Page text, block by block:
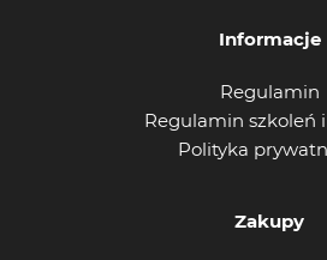
Informacje
Regulamin
Regulamin szkoleń
Polityka
Zakupy